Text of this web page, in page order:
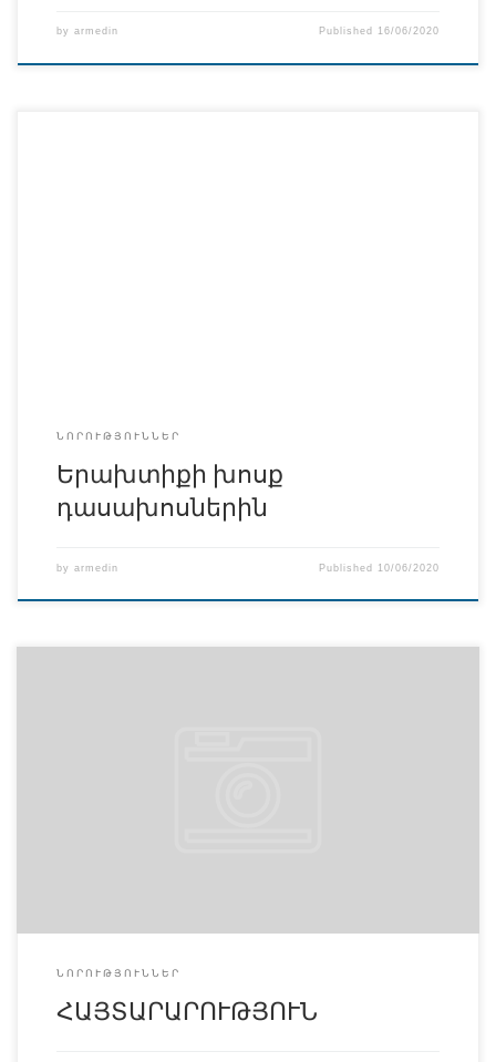
by armedin Published 16/06/2020
ՆՈՐՈՒԹՅՈՒՆՆԵՐ
Երախտիքի խոսք
դասախոսներին
by armedin Published 10/06/2020
ՆՈՐՈՒԹՅՈՒՆՆԵՐ
ՀԱՅՏԱՐԱՐՈՒԹՅՈՒՆ